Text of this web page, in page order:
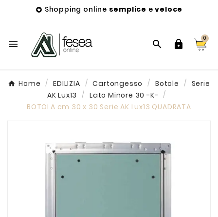
 Shopping online semplice eveloce
  
0
Home EDILIZIA Cartongesso Botole
Serie
AK Lux13
Lato Minore 30 -K-
BOTOLA cm 30 x 30 Serie AK Lux13 QUADRATA